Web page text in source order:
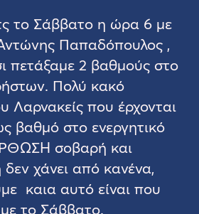
το Σάββατο η ώρα 6 με
Παπαδόπουλος ,
πετάξαμε 2 βαθμούς στο
Πολύ κακό
Λαρνακείς που έρχονται
βαθμό στο ενεργητικό
σοβαρή και
χάνει από κανένα,
καια αυτό είναι που
το Σάββατο.